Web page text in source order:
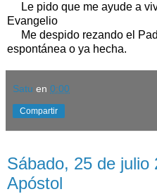
Le pido que me ayude a
Evangelio
Me despido rezando el
espontánea o ya hecha.
Satu en 0:00
Compartir
Sábado, 25 de julio
Apóstol